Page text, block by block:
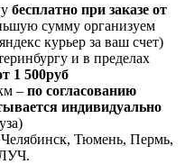
бесплатно при заказе от
сумму организуем
курьер за ваш счет)
и в пределах
1 500руб
– по согласованию
индивидуально
Тюмень, Пермь,